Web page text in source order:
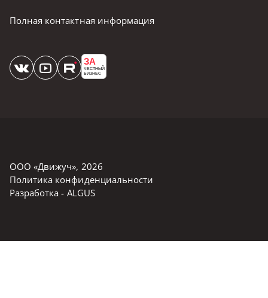
Полная контактная информация
ЗА
ЧЕСТНЫЙ
БИЗНЕС
ООО «Движуч», 2026
Политика конфиденциальности
Разработка - ALGUS